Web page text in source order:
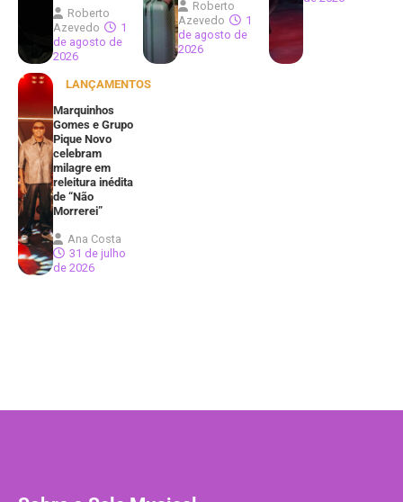
Roberto
Azevedo
1
de agosto de
2026
Roberto
Azevedo
1
de agosto de
2026
LANÇAMENTOS
Marquinhos
Gomes e Grupo
Pique Novo
celebram
milagre em
releitura inédita
de “Não
Morrerei”
Ana Costa
31 de julho
de 2026